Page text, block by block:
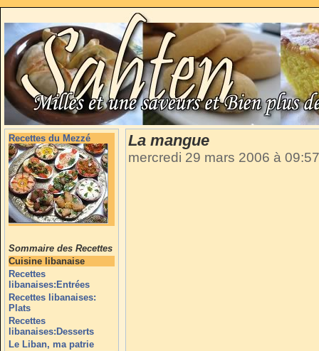
Recettes du Mezzé
Sommaire des Recettes
Cuisine libanaise
Recettes
libanaises:Entrées
Recettes libanaises:
Plats
Recettes
libanaises:Desserts
Le Liban, ma patrie
La mangue
mercredi 29 mars 2006 à